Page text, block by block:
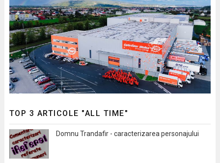
TOP 3 ARTICOLE "ALL TIME"
Domnu Trandafir - caracterizarea personajului